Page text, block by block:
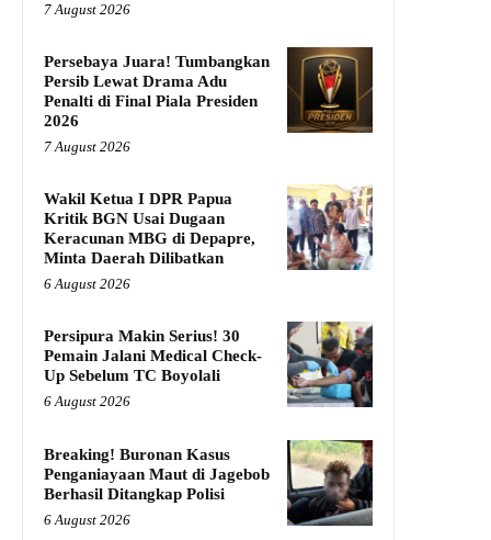
7 August 2026
Persebaya Juara! Tumbangkan
Persib Lewat Drama Adu
Penalti di Final Piala Presiden
2026
7 August 2026
Wakil Ketua I DPR Papua
Kritik BGN Usai Dugaan
Keracunan MBG di Depapre,
Minta Daerah Dilibatkan
6 August 2026
Persipura Makin Serius! 30
Pemain Jalani Medical Check-
Up Sebelum TC Boyolali
6 August 2026
Breaking! Buronan Kasus
Penganiayaan Maut di Jagebob
Berhasil Ditangkap Polisi
6 August 2026